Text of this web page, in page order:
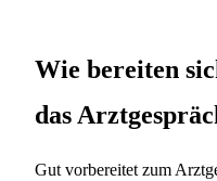
Wie bereiten
das
Gut vorbereitet zum